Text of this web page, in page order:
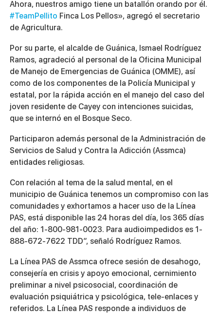
Ahora, nuestros amigo tiene un batallón orando por él.
#TeamPellito Finca Los Pellos», agregó el secretario
de Agricultura.
Por su parte, el alcalde de Guánica, Ismael Rodríguez
Ramos, agradeció al personal de la Oficina Municipal
de Manejo de Emergencias de Guánica (OMME), así
como de los componentes de la Policía Municipal y
estatal, por la rápida acción en el manejo del caso del
joven residente de Cayey con intenciones suicidas,
que se internó en el Bosque Seco.
Participaron además personal de la Administración de
Servicios de Salud y Contra la Adicción (Assmca)
entidades religiosas.
Con relación al tema de la salud mental, en el
municipio de Guánica tenemos un compromiso con las
comunidades y exhortamos a hacer uso de la Línea
PAS, está disponible las 24 horas del día, los 365 días
del año: 1-800-981-0023. Para audioimpedidos es 1-
888-672-7622 TDD”, señaló Rodríguez Ramos.
La Línea PAS de Assmca ofrece sesión de desahogo,
consejería en crisis y apoyo emocional, cernimiento
preliminar a nivel psicosocial, coordinación de
evaluación psiquiátrica y psicológica, tele-enlaces y
referidos. La Línea PAS responde a individuos de